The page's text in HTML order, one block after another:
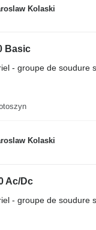
Kolaski
Basic
- groupe de soudure
Kolaski
Ac/Dc
- groupe de soudure